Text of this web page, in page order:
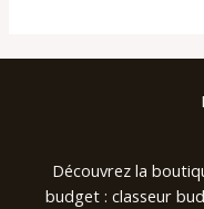
Découvrez la
budget : classeur